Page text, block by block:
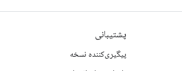
پشتیبانی
پیگیری‌کننده نسخه